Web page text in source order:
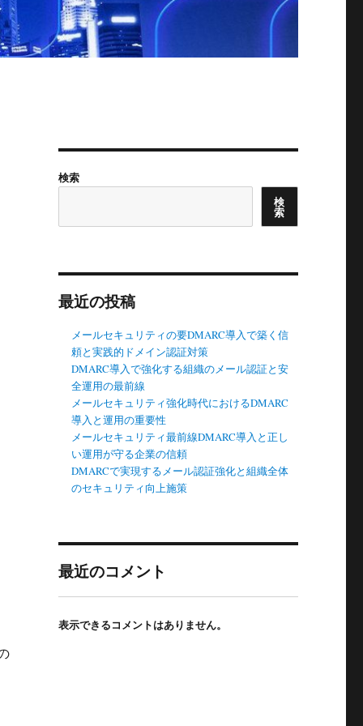
検索
検
索
最近の投稿
メールセキュリティの要DMARC導入で築く信
頼と実践的ドメイン認証対策
DMARC導入で強化する組織のメール認証と安
全運用の最前線
メールセキュリティ強化時代におけるDMARC
導入と運用の重要性
メールセキュリティ最前線DMARC導入と正し
い運用が守る企業の信頼
DMARCで実現するメール認証強化と組織全体
のセキュリティ向上施策
最近のコメント
表示できるコメントはありません。